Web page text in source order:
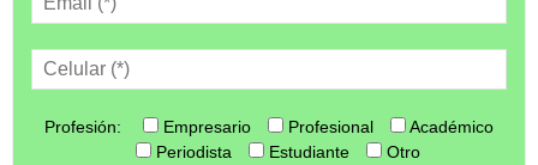
Profesión: Empresario Profesional
Académico
Periodista
Estudiante Otro